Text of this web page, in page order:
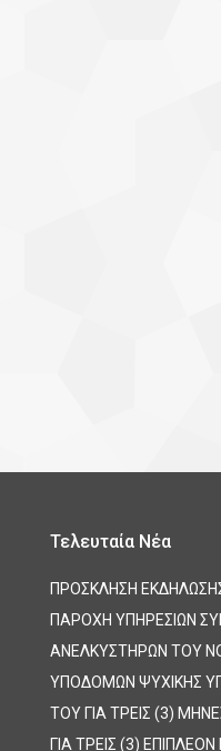
Τελευταία Νέα
ΠΡΟΣΚΛΗΣΗ
ΠΑΡΟΧΗ ΥΠΗΡΕΣΙΩΝ
ΑΝΕΛΚΥΣΤΗΡΩΝ ΤΟΥ
ΥΠΟΔΟΜΩΝ ΨΥΧΙΚΗΣ
ΤΟΥ ΓΙΑ ΤΡΕΙΣ (3)
ΓΙΑ ΤΡΕΙΣ (3)